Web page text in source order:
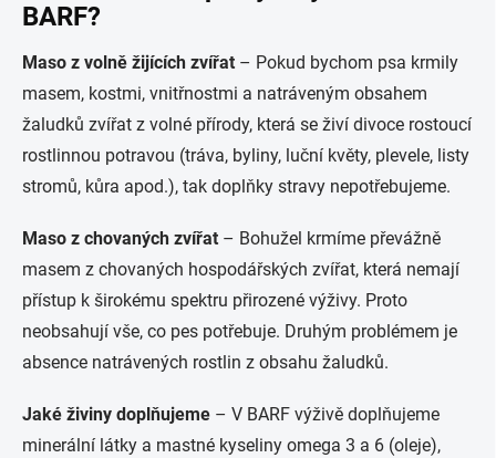
BARF?
Maso z volně žijících zvířat – Pokud bychom psa krmily
masem, kostmi, vnitřnostmi a natráveným obsahem
žaludků zvířat z volné přírody, která se živí divoce rostoucí
rostlinnou potravou (tráva, byliny, luční květy, plevele, listy
stromů, kůra apod.), tak doplňky stravy nepotřebujeme.
Maso z chovaných zvířat – Bohužel krmíme převážně
masem z chovaných hospodářských zvířat, která nemají
přístup k širokému spektru přirozené výživy. Proto
neobsahují vše, co pes potřebuje. Druhým problémem je
absence natrávených rostlin z obsahu žaludků.
Jaké živiny doplňujeme – V BARF výživě doplňujeme
minerální látky a mastné kyseliny omega 3 a 6 (oleje),